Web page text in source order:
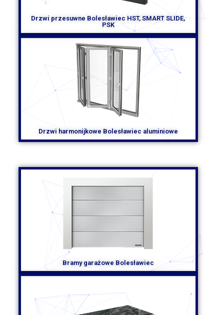
Drzwi przesuwne Bolesławiec HST, SMART SLIDE,
PSK
Drzwi harmonijkowe Bolesławiec aluminiowe
Bramy garażowe Bolesławiec